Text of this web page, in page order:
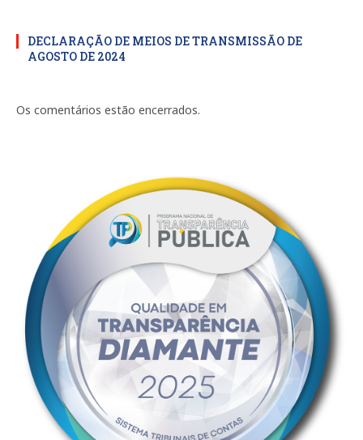
DECLARAÇÃO DE MEIOS DE TRANSMISSÃO DE
AGOSTO DE 2024
Os comentários estão encerrados.